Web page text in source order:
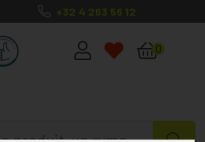
+32 4 263 56 12
MaPharmacie.be ma santé, mes
0